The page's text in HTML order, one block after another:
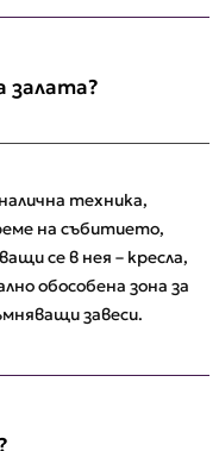
залата?
техника,
на събитието,
се в нея – кресла,
обособена зона за
завеси.